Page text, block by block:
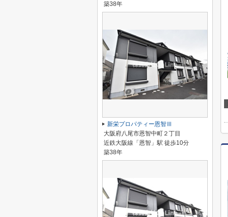
築38年
新栄プロパティー恩智Ⅲ
大阪府八尾市恩智中町２丁目
近鉄大阪線「恩智」駅 徒歩10分
築38年